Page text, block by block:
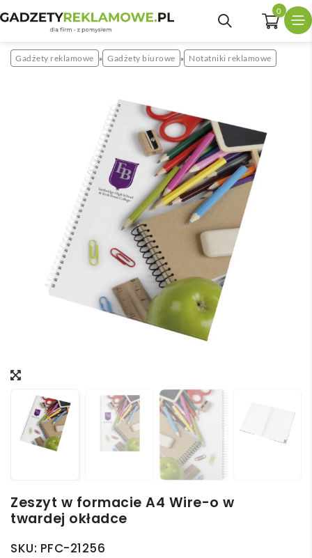
0
Gadżety reklamowe » Gadżety biurowe » Notatniki reklamowe
Zeszyt w formacie A4 Wire-o w
twardej okładce
SKU: PFC-21256